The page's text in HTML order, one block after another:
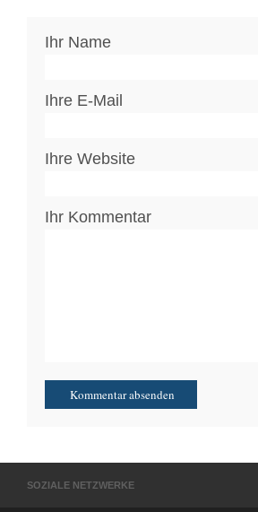
Ihr Name
Ihre E-Mail
Ihre Website
Ihr Kommentar
SOZIALE NETZWERKE